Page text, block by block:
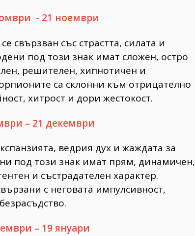
- 21 ноември
свързван със страстта, силата и
под този знак имат сложен, остро
решителен, хипнотичен и
са склонни към отрицателно
хитрост и дори жестокост.
– 21 декември
ведрия дух и жаждата за
под този знак имат прям, динамичен,
и състрадателен характер.
с неговата импулсивност,
– 19 януари